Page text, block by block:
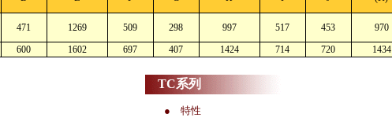
471 1269 509 298 997 517 453 970
600 1602 697 407 1424 714 720 1434
TC系列
● 特性